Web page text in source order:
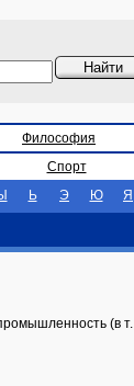
Философия
Спорт
Ь Э Ю Я
(в т.